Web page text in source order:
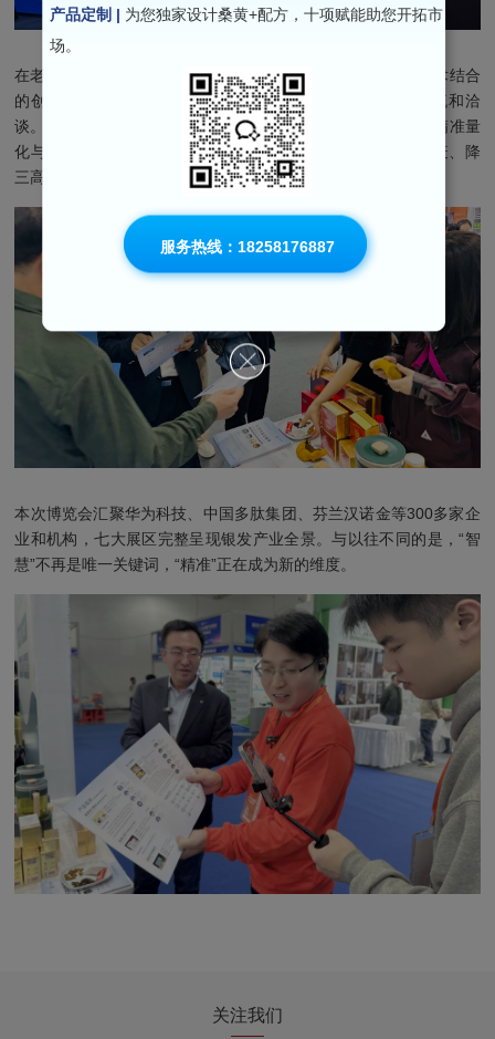
在老年保健展区，千济方展示了将传统桑黄与现代分子营养技术结合
的创新系列产品，吸引了络绎不绝的企业代表前来咨询、交流和洽
谈。其备受认可的关键，在于产品实现了如多糖等功效成分的精准量
化与稳定可控，并用13项课题研究，获得了在抗肿瘤、提免疫、降
三高等方向安全性与有效性的临床应用验证。
本次博览会汇聚华为科技、中国多肽集团、芬兰汉诺金等300多家企
业和机构，七大展区完整呈现银发产业全景。与以往不同的是，“智
慧”不再是唯一关键词，“精准”正在成为新的维度。
关注我们
产品定制 | 为您独家设计桑黄+配方，十项赋能助您开拓市
场。
服务热线：18258176887